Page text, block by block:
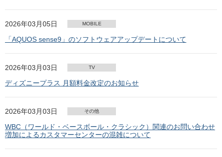
2026年03月05日 MOBILE
「AQUOS sense9」のソフトウェアアップデートについて
2026年03月03日 TV
ディズニープラス 月額料金改定のお知らせ
2026年03月03日 その他
WBC（ワールド・ベースボール・クラシック）関連のお問い合わせ
増加によるカスタマーセンターの混雑について